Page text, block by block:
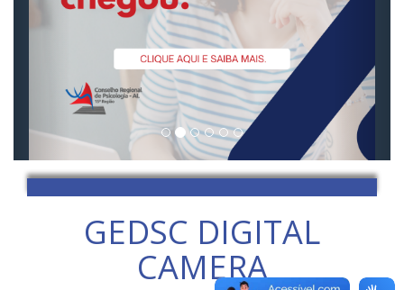
GEDSC DIGITAL
CAMERA